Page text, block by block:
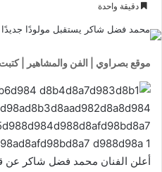
دقيقة واحدة
موقع بصراوي | الفن والمشاهير |
أعلن الفنان محمد فضل شاكر عن